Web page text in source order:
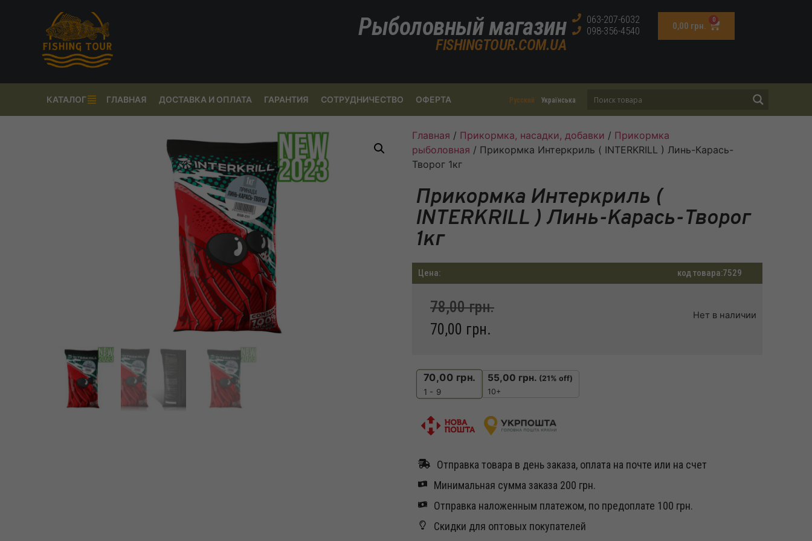
Рыболовный магазин
FISHINGTOUR.COM.UA
063-207-6032
098-356-4540
0,00 грн.
0
Русский Українська
КАТАЛОГ ГЛАВНАЯ ДОСТАВКА И ОПЛАТА ГАРАНТИЯ СОТРУДНИЧЕСТВО ОФЕРТА
Главная / Прикормка, насадки, добавки / Прикормка
рыболовная / Прикормка Интеркриль ( INTERKRILL ) Линь-Карась-
Творог 1кг
Прикормка Интеркриль (
INTERKRILL ) Линь-Карась-Творог
1кг
Цена: код товара:7529
78,00грн.
70,00 грн.
Нет в наличии
70,00 грн.
1 - 9
55,00 грн. (21% off)
10+
Отправка товара в день заказа, оплата на почте или на счет
Минимальная сумма заказа 200 грн.
Отправка наложенным платежом, по предоплате 100 грн.
Скидки для оптовых покупателей